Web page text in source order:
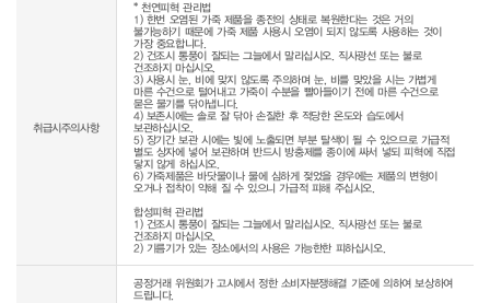
취급시주의사항
* 천연피혁 관리법
1) 한번 오염된 가죽 제품을 종전의 상태로 복원한다는 것은 거의
불가능하기 때문에 가죽 제품 사용시 오염이 되지 않도록 사용하는 것이
가장 중요합니다.
2) 건조시 통풍이 잘되는 그늘에서 말리십시오. 직사광선 또는 불로
건조하지 마십시오.
3) 사용시 눈, 비에 맞지 않도록 주의하며 눈, 비를 맞았을 시는 가볍게
마른 수건으로 털어내고 가죽이 수분을 빨아들이기 전에 마른 수건으로
묻은 물기를 닦아냅니다.
4) 보존시에는 솔로 잘 닦아 손질한 후 적당한 온도와 습도에서
보관하십시오.
5) 장기간 보관 시에는 빛에 노출되면 부분 탈색이 될 수 있으므로 가급적
별도 상자에 넣어 보관하며 반드시 방충제를 종이에 싸서 넣되 피혁에 직접
닿지 않게 하십시오.
6) 가죽제품은 바닷물이나 물에 심하게 젖었을 경우에는 제품의 변형이
오거나 접착이 약해 질 수 있으니 가급적 피해 주십시오.
합성피혁 관리법
1) 건조시 통풍이 잘되는 그늘에서 말리십시오. 직사광선 또는 불로
건조하지 마십시오.
2) 기름기가 있는 장소에서의 사용은 가능한한 피하십시오.
공정거래 위원회가 고시에서 정한 소비자분쟁해결 기준에 의하여 보상하여
드립니다.